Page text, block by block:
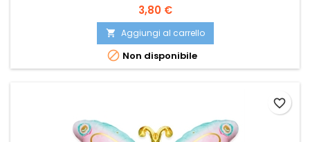
Prezzo
3,80 €
 Aggiungi al carrello
 Non disponibile
favorite_border